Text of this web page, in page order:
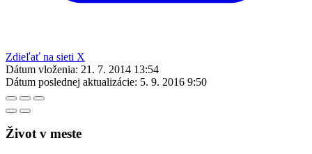
Zdieľať na sieti X
Dátum vloženia: 21. 7. 2014 13:54
Dátum poslednej aktualizácie: 5. 9. 2016 9:50
Život v meste